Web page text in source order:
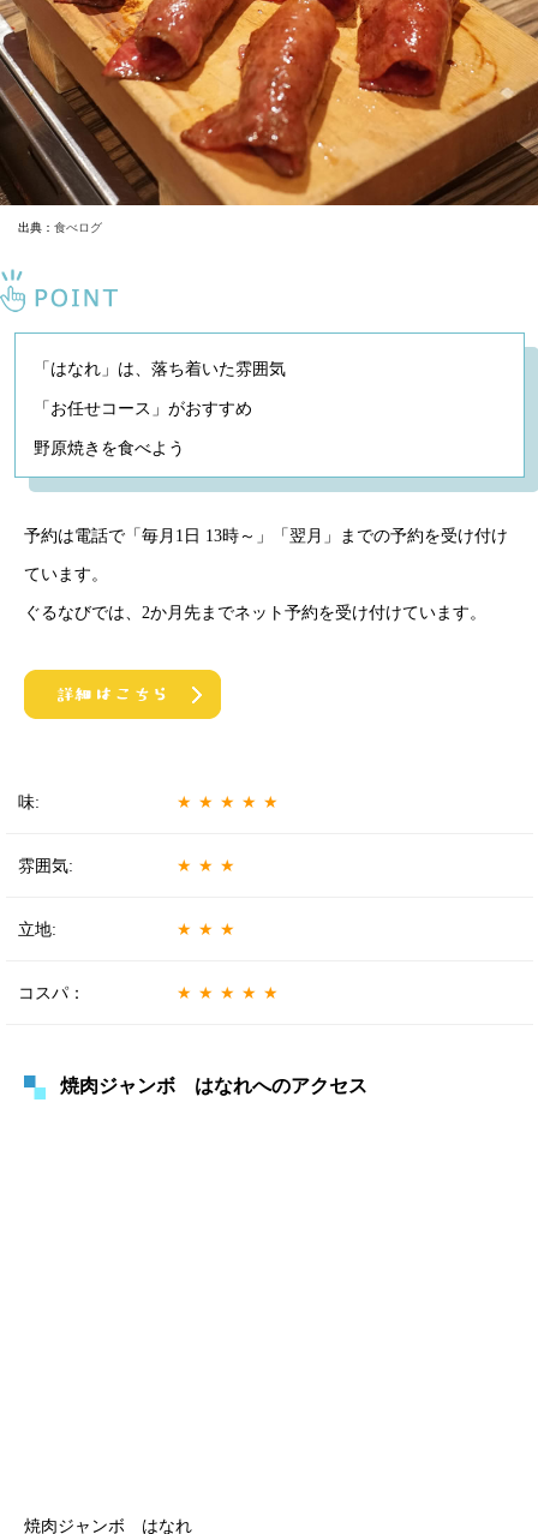
出典： 食べログ
「はなれ」は、落ち着いた雰囲気
「お任せコース」がおすすめ
野原焼きを食べよう
予約は電話で「毎月1日 13時～」「翌月」までの予約を受け付け
ています。
ぐるなびでは、2か月先までネット予約を受け付けています。
味: ★★★★★
雰囲気: ★★★
立地: ★★★
コスパ： ★★★★★
焼肉ジャンボ はなれへのアクセス
焼肉ジャンボ はなれ